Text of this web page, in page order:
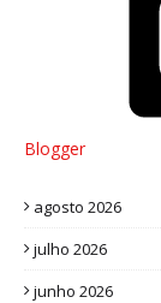
Blogger
agosto 2026
julho 2026
junho 2026